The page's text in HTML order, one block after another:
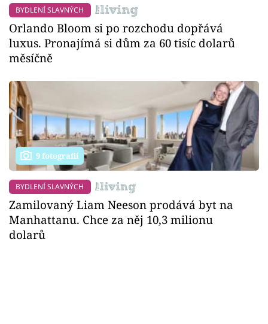
BYDLENÍ SLAVNÝCH
Orlando Bloom si po rozchodu dopřává
luxus. Pronajímá si dům za 60 tisíc dolarů
měsíčně
9 fotografií
BYDLENÍ SLAVNÝCH
Zamilovaný Liam Neeson prodává byt na
Manhattanu. Chce za něj 10,3 milionu
dolarů